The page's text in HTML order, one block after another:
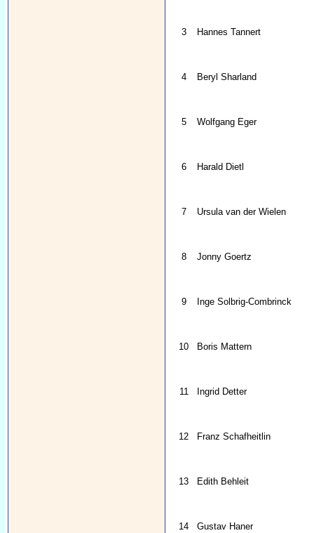
3 Hannes Tannert
4 Beryl Sharland
5 Wolfgang Eger
6 Harald Dietl
7 Ursula van der Wielen
8 Jonny Goertz
9 Inge Solbrig-Combrinck
10 Boris Mattern
11 Ingrid Detter
12 Franz Schafheitlin
13 Edith Behleit
14 Gustav Haner